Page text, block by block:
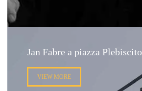
Jan Fabre a piazza Plebiscito
VIEW MORE